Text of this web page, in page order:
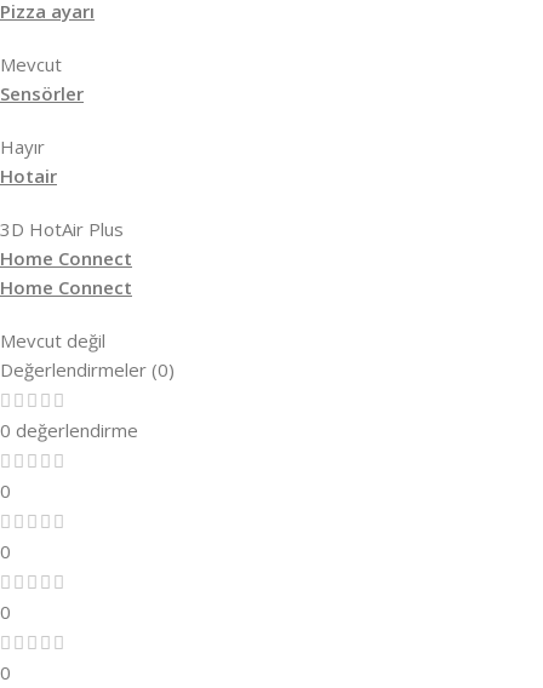
Pizza ayarı
Mevcut
Sensörler
Hayır
Hotair
3D HotAir Plus
Home Connect
Home Connect
Mevcut değil
Değerlendirmeler (0)
0 değerlendirme
0
0
0
0